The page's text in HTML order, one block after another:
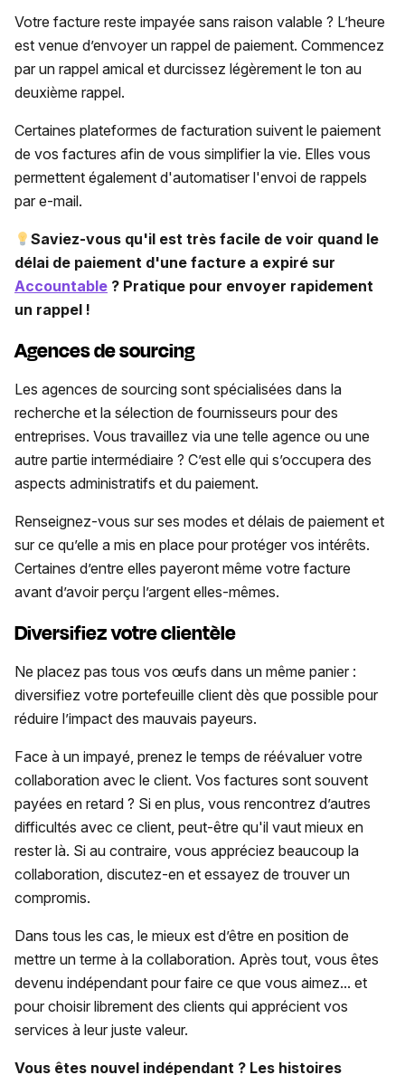
Votre facture reste impayée sans raison valable ? L’heure
est venue d’envoyer un rappel de paiement. Commencez
par un rappel amical et durcissez légèrement le ton au
deuxième rappel.
Certaines plateformes de facturation suivent le paiement
de vos factures afin de vous simplifier la vie. Elles vous
permettent également d'automatiser l'envoi de rappels
par e-mail.
Saviez-vous qu'il est très facile de voir quand le
délai de paiement d'une facture a expiré sur
Accountable ? Pratique pour envoyer rapidement
un rappel !
Agences de sourcing
Les agences de sourcing sont spécialisées dans la
recherche et la sélection de fournisseurs pour des
entreprises. Vous travaillez via une telle agence ou une
autre partie intermédiaire ? C’est elle qui s’occupera des
aspects administratifs et du paiement.
Renseignez-vous sur ses modes et délais de paiement et
sur ce qu’elle a mis en place pour protéger vos intérêts.
Certaines d’entre elles payeront même votre facture
avant d’avoir perçu l’argent elles-mêmes.
Diversifiez votre clientèle
Ne placez pas tous vos œufs dans un même panier :
diversifiez votre portefeuille client dès que possible pour
réduire l’impact des mauvais payeurs.
Face à un impayé, prenez le temps de réévaluer votre
collaboration avec le client. Vos factures sont souvent
payées en retard ? Si en plus, vous rencontrez d’autres
difficultés avec ce client, peut-être qu'il vaut mieux en
rester là. Si au contraire, vous appréciez beaucoup la
collaboration, discutez-en et essayez de trouver un
compromis.
Dans tous les cas, le mieux est d’être en position de
mettre un terme à la collaboration. Après tout, vous êtes
devenu indépendant pour faire ce que vous aimez... et
pour choisir librement des clients qui apprécient vos
services à leur juste valeur.
Vous êtes nouvel indépendant ? Les histoires